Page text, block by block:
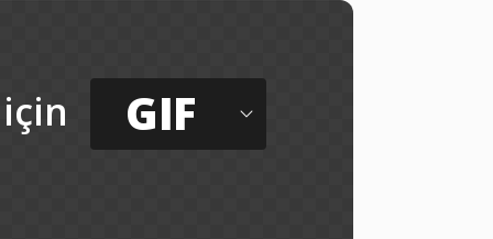
için GIF